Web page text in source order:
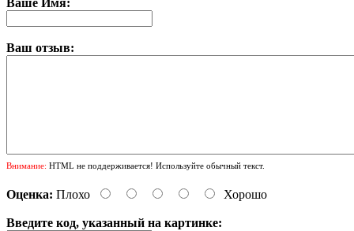
Ваше Имя:
Ваш отзыв:
Внимание: HTML не поддерживается! Используйте обычный текст.
Оценка: Плохо Хорошо
Введите код, указанный на картинке: